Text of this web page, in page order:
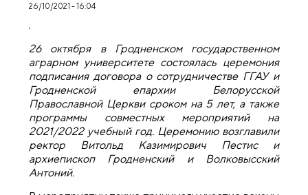
26/10/2021 - 16:04
26 октября в Гродненском государственном
аграрномуниверситете состоялась церемония
подписания договора о сотрудничестве ГГАУ и
Гродненской епархии Белорусской
Православной Церкви сроком на 5 лет, а также
программы совместных мероприятий на
2021/2022 учебный год. Церемонию возглавили
ректор Витольд Казимирович
Пестис и
архиепископ Гродненский и Волковысский
Антоний.